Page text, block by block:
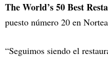
The World’s 50 Best
puesto número 20 en
“Seguimos siendo el